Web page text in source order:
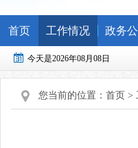
首页 工作情况 政务
今天是2026年08月08日
您当前的位置： 首页 >